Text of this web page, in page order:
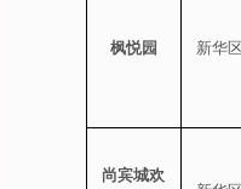
枫悦园 新华
尚宾城欢